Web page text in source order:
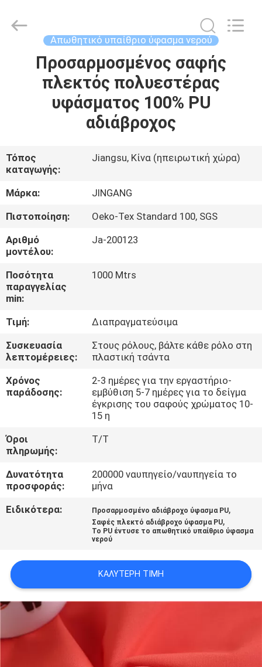
ΣΠΊΤΙ
ΠΡΟΪΌΝΤΑ
ΕΜΕΊΣ
ΓΎΡΟΣ
ΕΡΓΟΣΤΑΣΊΩΝ
ΠΟΙΟΤΙΚΌΣ
ΈΛΕΓΧΟΣ
ΕΛΆΤΕ
ΣΕ
ΕΠΑΦΉ
ΜΕ
COMPANY
SITEMAP
PRIVACY
POLICY
Textile
Co.,Ltd.
Απωθητικό υπαίθριο ύφασμα νερού
Προσαρμοσμένος σαφής
πλεκτός πολυεστέρας
υφάσματος 100% PU
αδιάβροχος
Τόπος
καταγωγής:
Jiangsu, Κίνα (ηπειρωτική χώρα)
Μάρκα:
JINGANG
Πιστοποίηση:
Oeko-Tex Standard 100, SGS
Αριθμό
μοντέλου:
Ja-200123
Ποσότητα
παραγγελίας
min:
1000 Mtrs
Τιμή:
Διαπραγματεύσιμα
Συσκευασία
λεπτομέρειες:
Στους ρόλους, βάλτε κάθε ρόλο στη
πλαστική τσάντα
Χρόνος
παράδοσης:
2-3 ημέρες για την εργαστήριο-
εμβύθιση 5-7 ημέρες για το δείγμα
έγκρισης του σαφούς χρώματος 10-
15 η
Όροι
πληρωμής:
T/T
Δυνατότητα
προσφοράς:
200000 ναυπηγείο/ναυπηγεία το
μήνα
Ειδικότερα:
Προσαρμοσμένο αδιάβροχο ύφασμα PU,
Σαφές πλεκτό αδιάβροχο ύφασμα PU,
Το PU έντυσε το απωθητικό υπαίθριο ύφασμα
νερού
ΚΑΛΎΤΕΡΗ ΤΙΜΉ